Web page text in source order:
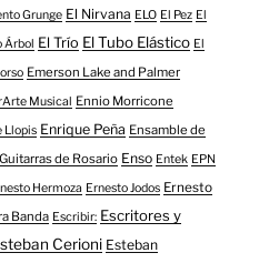
Grunge El Nirvana ELO El Pez El
Árbol El Trío El Tubo Elástico El
Emerson Lake and Palmer
Musical Ennio Morricone
Llopis Enrique Peña Ensamble de
de Rosario Enso Entek EPN
Hermoza Ernesto Jodos Ernesto
Banda Escribir: Escritores y
Cerioni Esteban